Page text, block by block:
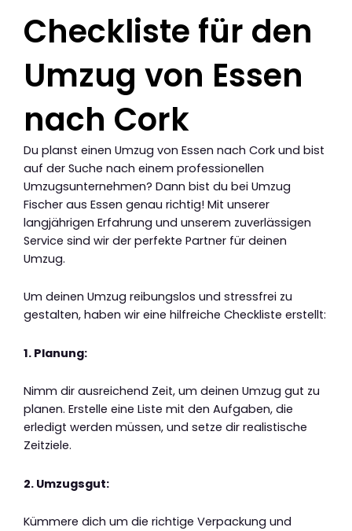
Checkliste für den
Umzug von Essen
nach Cork
Du planst einen Umzug von Essen nach Cork und bist
auf der Suche nach einem professionellen
Umzugsunternehmen? Dann bist du bei Umzug
Fischer aus Essen genau richtig! Mit unserer
langjährigen Erfahrung und unserem zuverlässigen
Service sind wir der perfekte Partner für deinen
Umzug.
Um deinen Umzug reibungslos und stressfrei zu
gestalten, haben wir eine hilfreiche Checkliste erstellt:
1. Planung:
Nimm dir ausreichend Zeit, um deinen Umzug gut zu
planen. Erstelle eine Liste mit den Aufgaben, die
erledigt werden müssen, und setze dir realistische
Zeitziele.
2. Umzugsgut:
Kümmere dich um die richtige Verpackung und